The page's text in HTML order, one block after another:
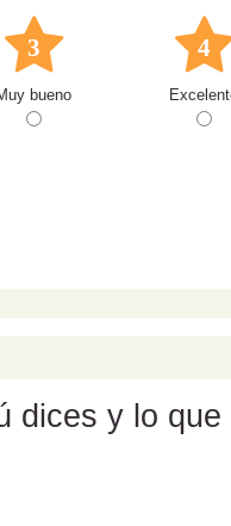
3
bueno
4
dices y lo que